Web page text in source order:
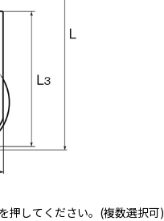
押してください。(複数選択可)